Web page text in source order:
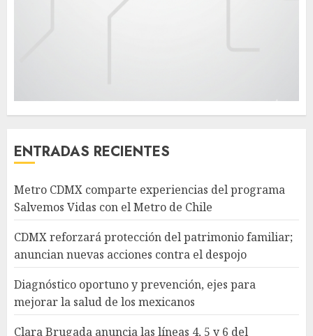
ENTRADAS RECIENTES
Metro CDMX comparte experiencias del programa
Salvemos Vidas con el Metro de Chile
CDMX reforzará protección del patrimonio familiar;
anuncian nuevas acciones contra el despojo
Diagnóstico oportuno y prevención, ejes para
mejorar la salud de los mexicanos
Clara Brugada anuncia las líneas 4, 5 y 6 del